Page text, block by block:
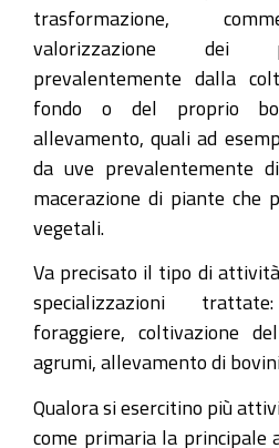
trasformazione,
valorizzazione dei
prevalentemente dalla
fondo o del proprio
allevamento, quali ad
da uve prevalentemente
macerazione di piante che
vegetali.
Va precisato il tipo di
specializzazioni
foraggiere, coltivazione
agrumi, allevamento di
Qualora si esercitino più
come primaria la principale